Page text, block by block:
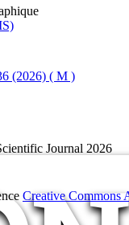
(2026) ( M )
Journal 2026
Creative Commons